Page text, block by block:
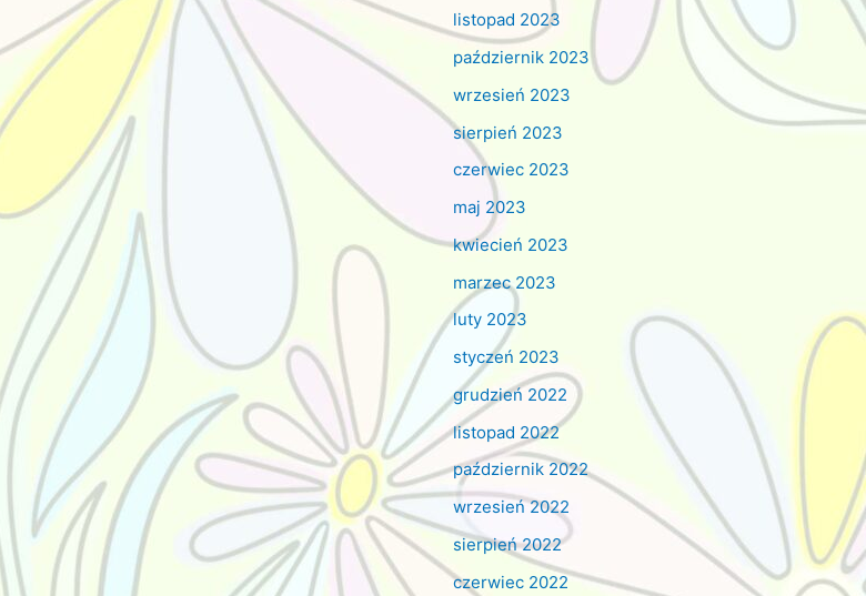
listopad 2023
październik 2023
wrzesień 2023
sierpień 2023
czerwiec 2023
maj 2023
kwiecień 2023
marzec 2023
luty 2023
styczeń 2023
grudzień 2022
listopad 2022
październik 2022
wrzesień 2022
sierpień 2022
czerwiec 2022